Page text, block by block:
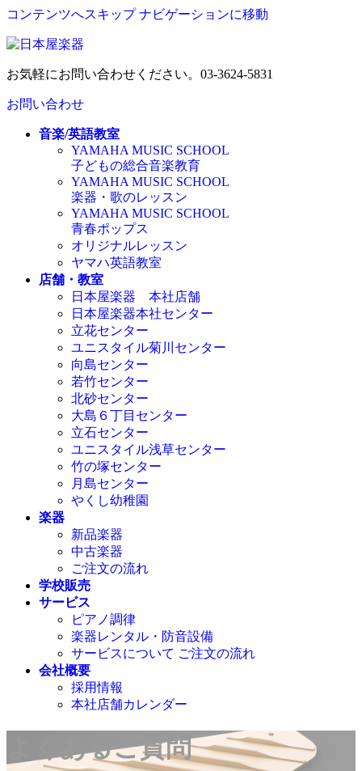
コンテンツへスキップ ナビゲーションに移動
お気軽にお問い合わせください。 03-3624-5831
お問い合わせ
音楽/英語教室
YAMAHA MUSIC SCHOOL
子どもの総合音楽教育
YAMAHA MUSIC SCHOOL
楽器・歌のレッスン
YAMAHA MUSIC SCHOOL
青春ポップス
オリジナルレッスン
ヤマハ英語教室
店舗・教室
日本屋楽器 本社店舗
日本屋楽器本社センター
立花センター
ユニスタイル菊川センター
向島センター
若竹センター
北砂センター
大島６丁目センター
立石センター
ユニスタイル浅草センター
竹の塚センター
月島センター
やくし幼稚園
楽器
新品楽器
中古楽器
ご注文の流れ
学校販売
サービス
ピアノ調律
楽器レンタル・防音設備
サービスについて ご注文の流れ
会社概要
採用情報
本社店舗カレンダー
よくあるご質問